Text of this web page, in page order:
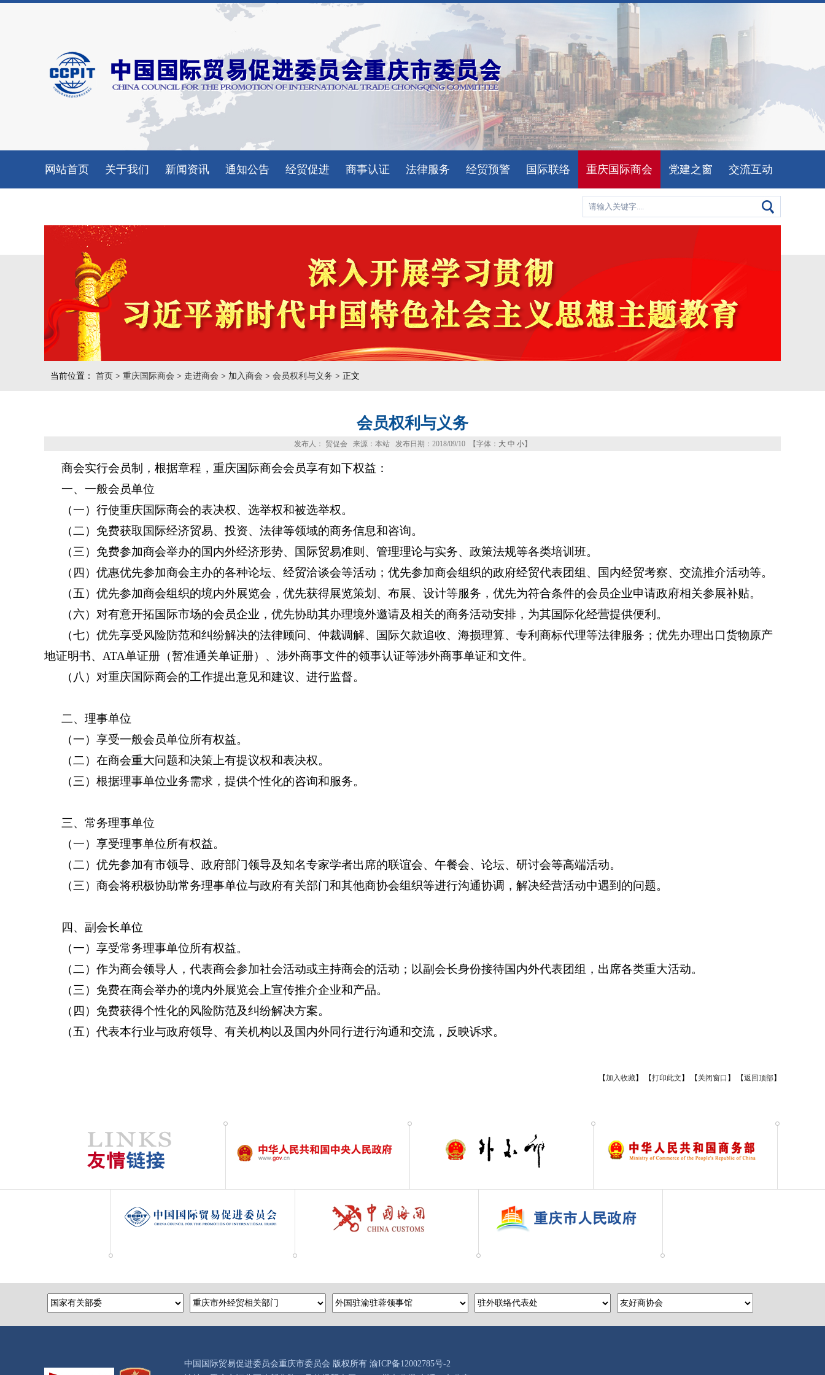
网站首页 关于我们 新闻资讯 通知公告 经贸促进 商事认证 法律服务 经贸预警 国际联络 重庆国际商会 党建之窗 交流互动
当前位置： 首页 > 重庆国际商会 > 走进商会 > 加入商会 > 会员权利与义务 > 正文
会员权利与义务
发布人： 贸促会 来源：本站 发布日期：2018/09/10 【字体： 大 中 小】
商会实行会员制，根据章程，重庆国际商会会员享有如下权益：
一、一般会员单位
（一）行使重庆国际商会的表决权、选举权和被选举权。
（二）免费获取国际经济贸易、投资、法律等领域的商务信息和咨询。
（三）免费参加商会举办的国内外经济形势、国际贸易准则、管理理论与实务、政策法规等各类培训班。
（四）优惠优先参加商会主办的各种论坛、经贸洽谈会等活动；优先参加商会组织的政府经贸代表团组、国内经贸考察、交流推介活动等。
（五）优先参加商会组织的境内外展览会，优先获得展览策划、布展、设计等服务，优先为符合条件的会员企业申请政府相关参展补贴。
（六）对有意开拓国际市场的会员企业，优先协助其办理境外邀请及相关的商务活动安排，为其国际化经营提供便利。
（七）优先享受风险防范和纠纷解决的法律顾问、仲裁调解、国际欠款追收、海损理算、专利商标代理等法律服务；优先办理出口货物原产
地证明书、ATA单证册（暂准通关单证册）、涉外商事文件的领事认证等涉外商事单证和文件。
（八）对重庆国际商会的工作提出意见和建议、进行监督。
二、理事单位
（一）享受一般会员单位所有权益。
（二）在商会重大问题和决策上有提议权和表决权。
（三）根据理事单位业务需求，提供个性化的咨询和服务。
三、常务理事单位
（一）享受理事单位所有权益。
（二）优先参加有市领导、政府部门领导及知名专家学者出席的联谊会、午餐会、论坛、研讨会等高端活动。
（三）商会将积极协助常务理事单位与政府有关部门和其他商协会组织等进行沟通协调，解决经营活动中遇到的问题。
四、副会长单位
（一）享受常务理事单位所有权益。
（二）作为商会领导人，代表商会参加社会活动或主持商会的活动；以副会长身份接待国内外代表团组，出席各类重大活动。
（三）免费在商会举办的境内外展览会上宣传推介企业和产品。
（四）免费获得个性化的风险防范及纠纷解决方案。
（五）代表本行业与政府领导、有关机构以及国内外同行进行沟通和交流，反映诉求。
【加入收藏】 【打印此文 】 【 关闭窗口 】 【返回顶部】
中国国际贸易促进委员会重庆市委员会 版权所有 渝ICP备12002785号-2